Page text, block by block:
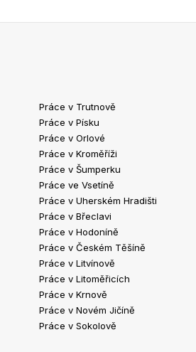
Práce v Trutnově
Práce v Písku
Práce v Orlové
Práce v Kroměříži
Práce v Šumperku
Práce ve Vsetíně
Práce v Uherském Hradišti
Práce v Břeclavi
Práce v Hodoníně
Práce v Českém Těšíně
Práce v Litvínově
Práce v Litoměřicích
Práce v Krnově
Práce v Novém Jičíně
Práce v Sokolově